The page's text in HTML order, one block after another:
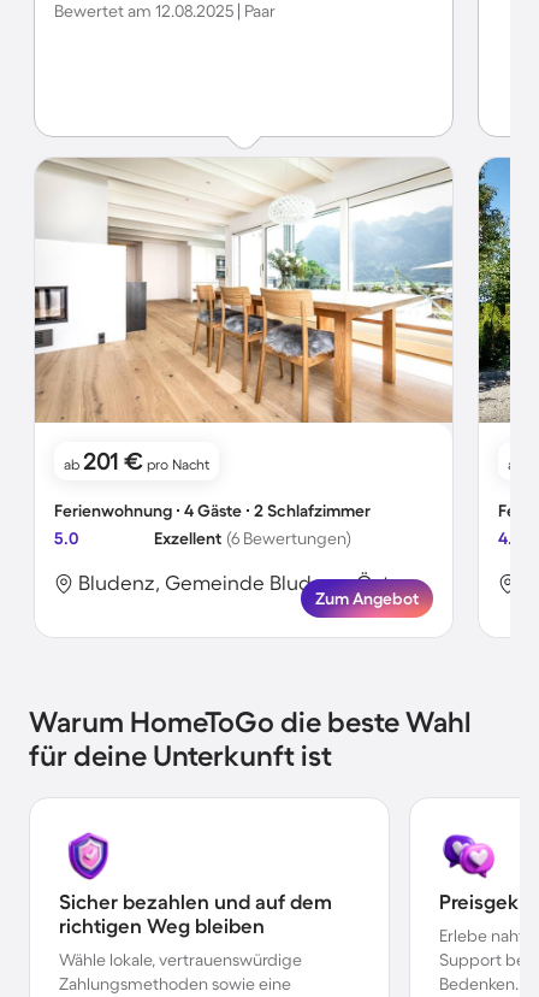
Bewertet am 12.08.2025 | Paar
ab 201 € pro Nacht
Ferienwohnung ∙ 4 Gäste ∙ 2 Schlafzimmer
5.0
Exzellent (6 Bewertungen)
Bludenz, Gemeinde Bludenz, Österreich
Zum Angebot
ab
4.5
Warum HomeToGo die beste Wahl
für deine Unterkunft ist
Sicher bezahlen und auf dem
richtigen Weg bleiben
Wähle lokale, vertrauenswürdige
Zahlungsmethoden sowie eine
Erlebe
Support bei
Bedenken.